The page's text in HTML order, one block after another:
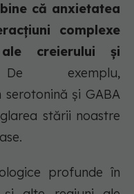
că anxietatea
complexe
creierului și
exemplu,
și GABA
stării noastre
profunde în